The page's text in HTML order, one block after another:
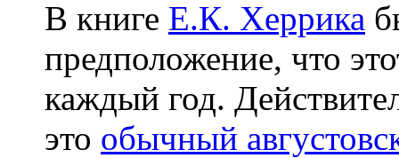
В книге Е.К. Херрика
предположение, что
каждый год.
это обычный